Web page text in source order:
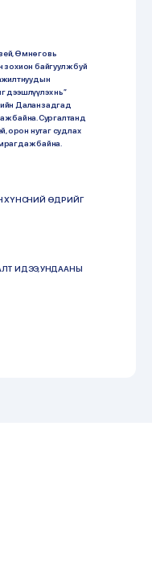
Өмнөговь
зохион байгуулж буй
дээшлүүлэх нь”
Даланзадгад
байна. Сургалтанд
орон нутаг судлах
байна.
ХҮНСНИЙ ӨДРИЙГ
ИДЭЭ, УНДААНЫ
дипломат
ойд зориулсан